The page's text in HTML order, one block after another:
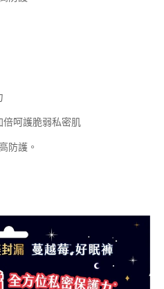
呵護脆弱私密肌
防護。